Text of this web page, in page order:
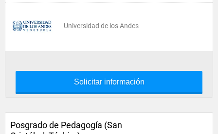
Universidad de los Andes
Solicitar información
Posgrado de Pedagogía (San